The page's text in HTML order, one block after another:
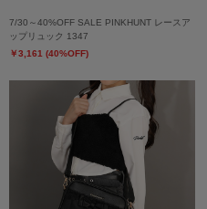
7/30～40%OFF SALE PINKHUNT レースア
ップリュック 1347
￥3,161 (40%OFF)